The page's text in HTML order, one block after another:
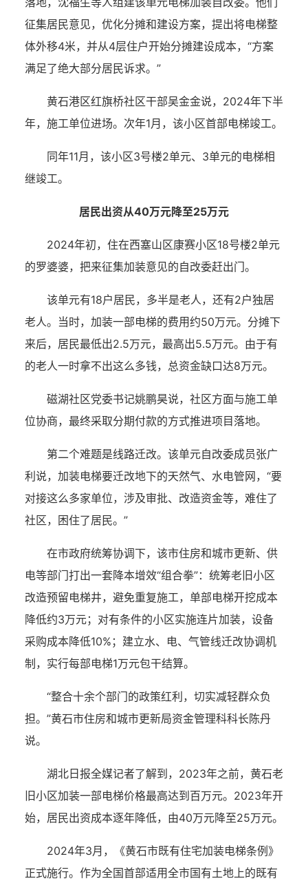
征集居民意见，优化分摊和建设方案，提出将电梯整
体外移4米，并从4层住户开始分摊建设成本，“方案
满足了绝大部分居民诉求。”
黄石港区红旗桥社区干部吴金金说，2024年下半
年，施工单位进场。次年1月，该小区首部电梯竣工。
同年11月，该小区3号楼2单元、3单元的电梯相
继竣工。
居民出资从40万元降至25万元
2024年初，住在西塞山区康赛小区18号楼2单元
的罗婆婆，把来征集加装意见的自改委赶出门。
该单元有18户居民，多半是老人，还有2户独居
老人。当时，加装一部电梯的费用约50万元。分摊下
来后，居民最低出2.5万元，最高出5.5万元。由于有
的老人一时拿不出这么多钱，总资金缺口达8万元。
磁湖社区党委书记姚鹏昊说，社区方面与施工单
位协商，最终采取分期付款的方式推进项目落地。
第二个难题是线路迁改。该单元自改委成员张广
利说，加装电梯要迁改地下的天然气、水电管网，“要
对接这么多家单位，涉及审批、改造资金等，难住了
社区，困住了居民。”
在市政府统筹协调下，该市住房和城市更新、供
电等部门打出一套降本增效“组合拳”：统筹老旧小区
改造预留电梯井，避免重复施工，单部电梯开挖成本
降低约3万元；对有条件的小区实施连片加装，设备
采购成本降低10%；建立水、电、气管线迁改协调机
制，实行每部电梯1万元包干结算。
“整合十余个部门的政策红利，切实减轻群众负
担。”黄石市住房和城市更新局资金管理科科长陈丹
说。
湖北日报全媒记者了解到，2023年之前，黄石老
旧小区加装一部电梯价格最高达到百万元。2023年开
始，居民出资成本逐年降低，由40万元降至25万元。
2024年3月，《黄石市既有住宅加装电梯条例》
正式施行。作为全国首部适用全市国有土地上的既有